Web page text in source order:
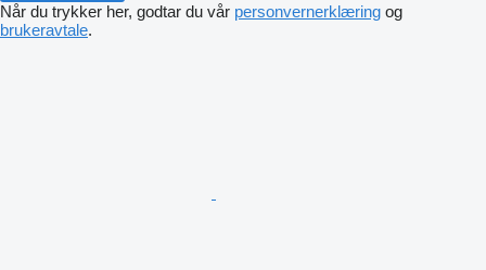
Når du trykker her, godtar du vår personvernerklæring og
brukeravtale.